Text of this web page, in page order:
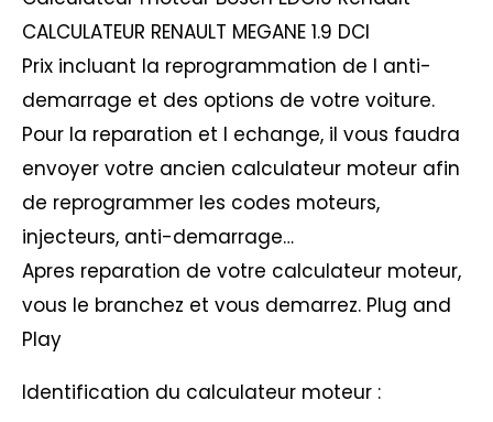
CALCULATEUR RENAULT MEGANE 1.9 DCI
Prix incluant la reprogrammation de l anti-
demarrage et des options de votre voiture.
Pour la reparation et l echange, il vous faudra
envoyer votre ancien calculateur moteur afin
de reprogrammer les codes moteurs,
injecteurs, anti-demarrage…
Apres reparation de votre calculateur moteur,
vous le branchez et vous demarrez. Plug and
Play
Identification du calculateur moteur :